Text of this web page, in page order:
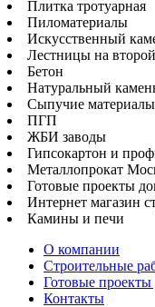
Плитка тротуарная
Пиломатериалы
Искусственный
Лестницы на
Бетон
Натуральный
Сыпучие материалы
ПГП
ЖБИ заводы
Гипсокартон и
Металлопрокат
Готовые проекты
Интернет магазин
Камины и печи
О компании
Строительные
Готовые проекты
Контакты